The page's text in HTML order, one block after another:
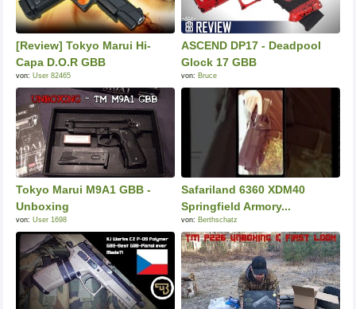
[Review] Tokyo Marui Hi-
Capa D.O.R GBB
von: User 82465
ASCEND DP17 - Deadpool
Glock 17 GBB
von: Bruce
Tokyo Marui M9A1 GBB -
Unboxing
von: User 1698
Safariland 6360 XDM40
Springfield Armory...
von: Berthschatz